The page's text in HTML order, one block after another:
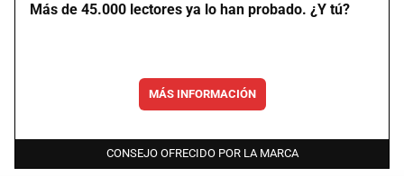
Más de 45.000 lectores ya lo han probado. ¿Y tú?
MÁS INFORMACIÓN
CONSEJO OFRECIDO POR LA MARCA